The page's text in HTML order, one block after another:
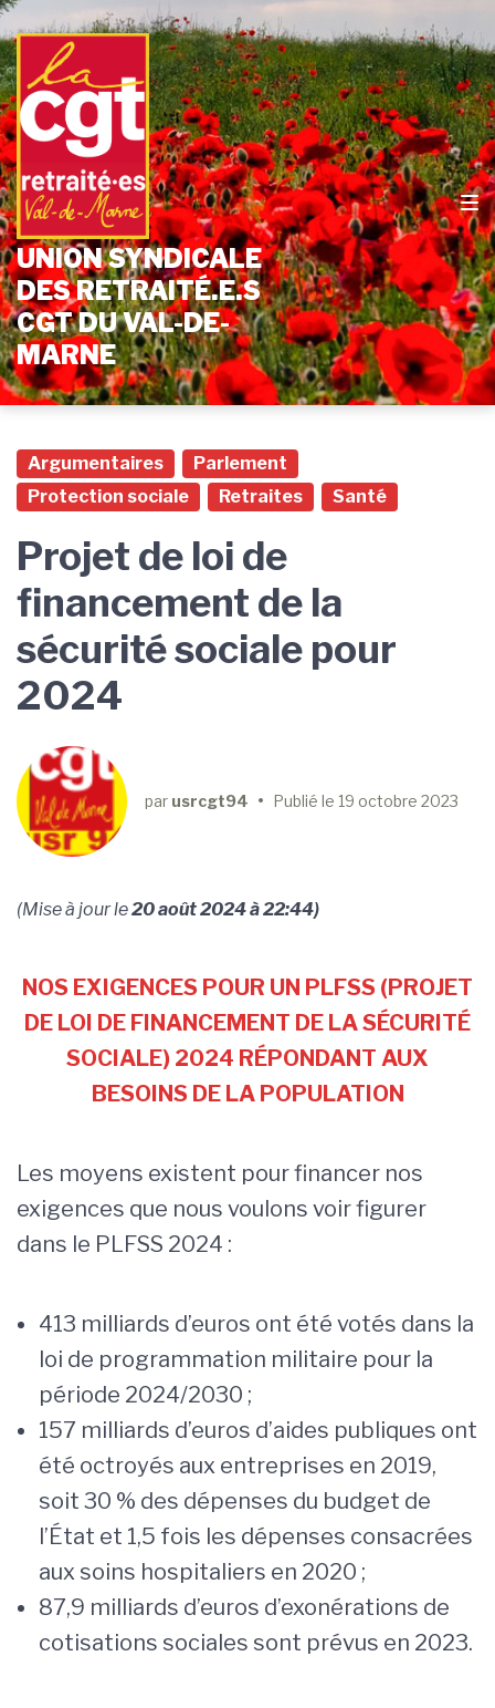
Passer
à
la
navigation
principale
Aller
au
contenu
Passer
au
pied
de
page
UNION SYNDICALE
DES RETRAITÉ.E.S
CGT DU VAL-DE-
MARNE
Argumentaires
Parlement
Protection sociale
Retraites Santé
Projet de loi de
financement de la
sécurité sociale pour
2024
par usrcgt94 • Publié le 19 octobre 2023
(Mise à jour le20 août 2024 à 22:44)
NOS EXIGENCES POUR UN PLFSS (PROJET
DE LOI DE FINANCEMENT DE LA SÉCURITÉ
SOCIALE) 2024 RÉPONDANT AUX
BESOINS DE LA POPULATION
Les moyens existent pour financer nos
exigences que nous voulons voir figurer
dans le PLFSS 2024 :
413 milliards d’euros ont été votés dans la
loi de programmation militaire pour la
période 2024/2030 ;
157 milliards d’euros d’aides publiques ont
été octroyés aux entreprises en 2019,
soit 30 % des dépenses du budget de
l’État et 1,5 fois les dépenses consacrées
aux soins hospitaliers en 2020 ;
87,9 milliards d’euros d’exonérations de
cotisations sociales sont prévus en 2023.